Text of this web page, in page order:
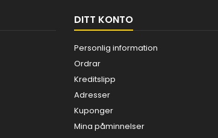
DITT KONTO
Personlig information
Ordrar
Kreditslipp
Adresser
Kuponger
Mina påminnelser